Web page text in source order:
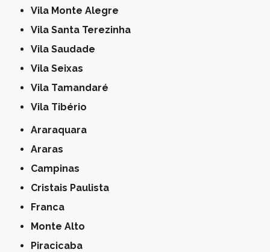
Vila Monte Alegre
Vila Santa Terezinha
Vila Saudade
Vila Seixas
Vila Tamandaré
Vila Tibério
Araraquara
Araras
Campinas
Cristais Paulista
Franca
Monte Alto
Piracicaba